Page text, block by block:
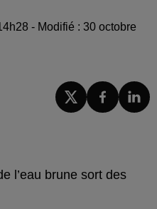
- Modifié : 30 octobre
l’eau brune sort des